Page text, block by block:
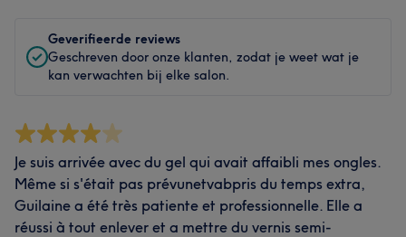
Geverifieerde reviews
Geschreven door onze klanten, zodat je weet wat je
kan verwachten bij elke salon.
Je suis arrivée avec du gel qui avait affaibli mes ongles.
Même si s'était pas prévunetvabpris du temps extra,
Guilaine a été très patiente et professionnelle. Elle a
réussi à tout enlever et a mettre du vernis semi-